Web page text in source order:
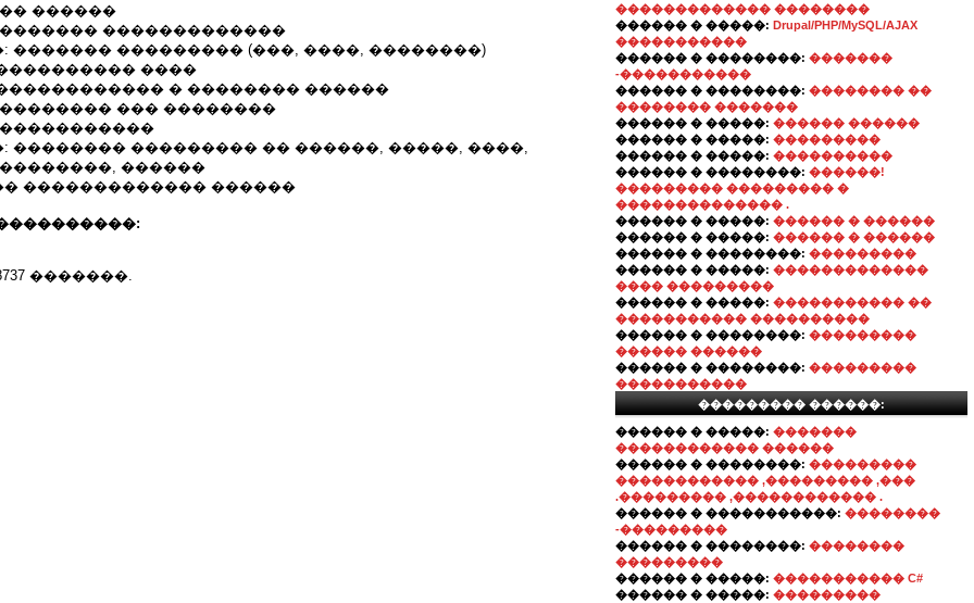
�. �� ������
�������������
������� ��������� (���, ����, ��������)
����
� �������� ������
�. �������� ��� ��������
�������� ��������� �� ������, �����, ����,
������
������������� ������
�������.
������������� ��������
������ � �����: Drupal/PHP/MySQL/AJAX
�����������
������ � ��������: �������
-�����������
������ � ��������: �������� ��
�������� �������
������ � �����: ������ ������
������ � �����: ���������
������ � �����: ����������
������ � ��������: ������!
��������� ��������� �
�������������� .
������ � �����: ������ � ������
������ � �����: ������ � ������
������ � ��������: ���������
������ � �����: �������������
���� ���������
������ � �����: ����������� ��
����������� ����������
������ � ��������: ���������
������ ������
������ � ��������: ���������
�����������
��������� ������:
������ � �����: �������
������������ ������
������ � ��������: ���������
������������ ,��������� ,���
.��������� ,������������ .
������ � �����������: ��������
-���������
������ � ��������: ��������
���������
������ � �����: ����������� C#
������ � �����: ���������